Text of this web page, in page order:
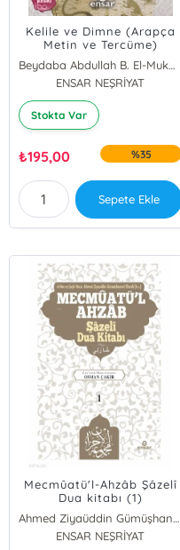
Kelile ve Dimne (Arapça
Metin ve Tercüme)
Beydaba Abdullah B. El-Mukaffa
ENSAR NEŞRİYAT
Stokta Var
₺195,00 %35
Sepete Ekle
Mecmûatü'l-Ahzâb Şâzelî
Dua kitabı (1)
Ahmed Ziyaüddin Gümüşhanevi
ENSAR NEŞRİYAT